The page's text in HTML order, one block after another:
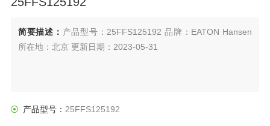
简要描述： 产品型号：25FFS125192 品牌：EATON Hansen
所在地：北京 更新日期：2023-05-31
产品型号： 25FFS125192